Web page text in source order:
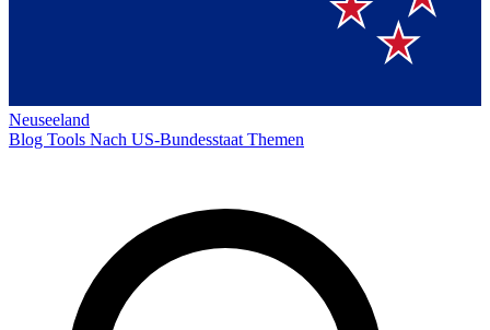
Neuseeland
Blog Tools Nach US-Bundesstaat Themen